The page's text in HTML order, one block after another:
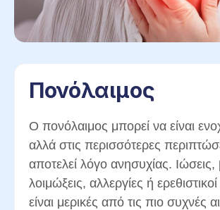
Πονόλαιμος
Ο πονόλαιμος μπορεί να είναι
αλλά στις περισσότερες
αποτελεί λόγο ανησυχίας. Ιώσεις,
λοιμώξεις, αλλεργίες ή
είναι μερικές από τις πιο συχνές